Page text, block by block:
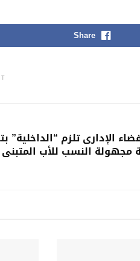
Share
الإدارى تلزم “الداخلية”
النسب للأب المتبنى